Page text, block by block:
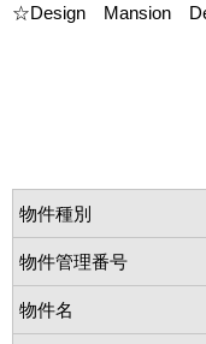
☆Design Mansion
物件種別
物件管理番号
物件名